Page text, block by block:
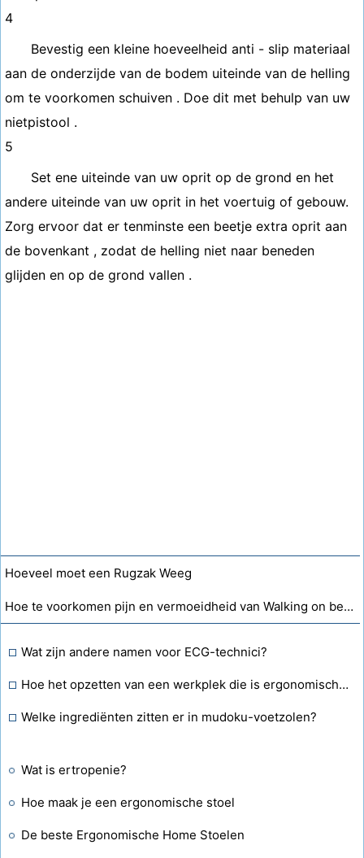
4
Bevestig een kleine hoeveelheid anti - slip materiaal
aan de onderzijde van de bodem uiteinde van de helling
om te voorkomen schuiven . Doe dit met behulp van uw
nietpistool .
5
Set ene uiteinde van uw oprit op de grond en het
andere uiteinde van uw oprit in het voertuig of gebouw.
Zorg ervoor dat er tenminste een beetje extra oprit aan
de bovenkant , zodat de helling niet naar beneden
glijden en op de grond vallen .
Hoeveel moet een Rugzak Weeg
Hoe te voorkomen pijn en vermoeidheid van Walking on betonvloeren
Wat zijn andere namen voor ECG-technici?
Hoe het opzetten van een werkplek die is ergonomisch correct
Welke ingrediënten zitten er in mudoku-voetzolen?
Wat is ertropenie?
Hoe maak je een ergonomische stoel
De beste Ergonomische Home Stoelen